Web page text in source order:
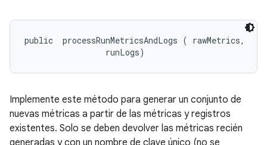
public processRunMetricsAndLogs ( rawMetrics,
runLogs)
Implemente este método para generar un conjunto de
nuevas métricas a partir de las métricas y registros
existentes. Solo se deben devolver las métricas recién
generadas y con un nombre de clave único (no se